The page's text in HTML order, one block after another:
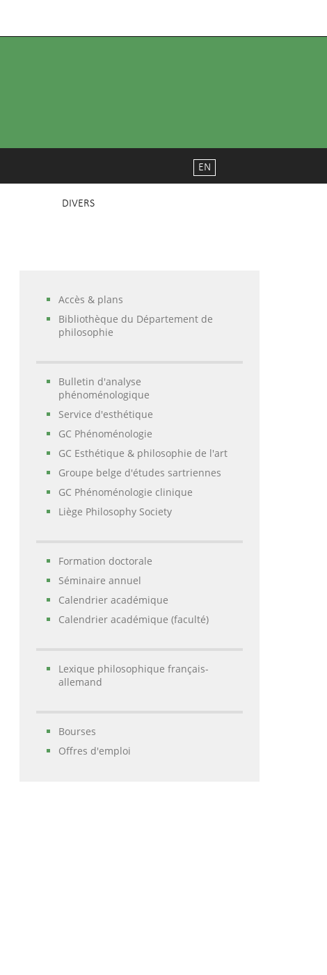
DIVERS
EN
Accès & plans
Bibliothèque du Département de
philosophie
Bulletin d'analyse
phénoménologique
Service d'esthétique
GC Phénoménologie
GC Esthétique & philosophie de l'art
Groupe belge d'études sartriennes
GC Phénoménologie clinique
Liège Philosophy Society
Formation doctorale
Séminaire annuel
Calendrier académique
Calendrier académique (faculté)
Lexique philosophique français-
allemand
Bourses
Offres d'emploi